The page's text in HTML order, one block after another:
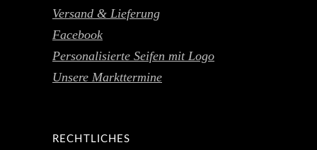
Versand & Lieferung
Facebook
Personalisierte Seifen mit Logo
Unsere Markttermine
RECHTLICHES